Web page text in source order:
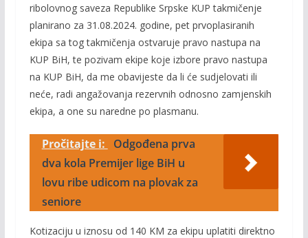
ribolovnog saveza Republike Srpske KUP takmičenje
planirano za 31.08.2024. godine, pet prvoplasiranih
ekipa sa tog takmičenja ostvaruje pravo nastupa na
KUP BiH, te pozivam ekipe koje izbore pravo nastupa
na KUP BiH, da me obavijeste da li će sudjelovati ili
neće, radi angažovanja rezervnih odnosno zamjenskih
ekipa, a one su naredne po plasmanu.
Pročitajte i:
Odgođena prva
dva kola Premijer lige BiH u
lovu ribe udicom na plovak za
seniore
Kotizaciju u iznosu od 140 KM za ekipu uplatiti direktno